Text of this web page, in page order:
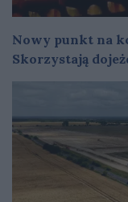
Nowy punkt na
Skorzystają